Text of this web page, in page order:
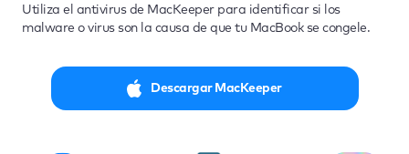
Utiliza el antivirus de MacKeeper para identificar si los
malware o virus son la causa de que tu MacBook se congele.
Descargar MacKeeper